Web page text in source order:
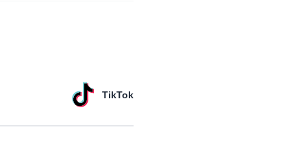
TikTok